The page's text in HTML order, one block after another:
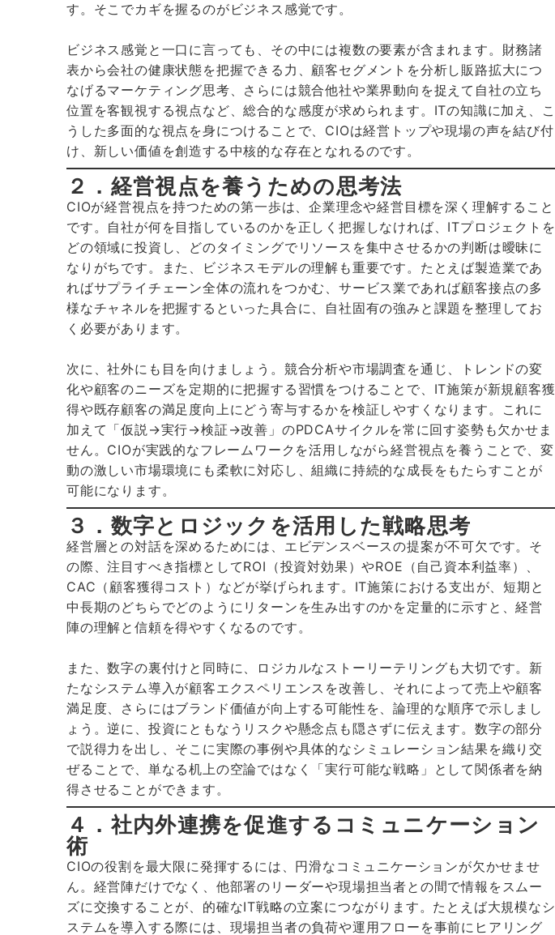
す。そこでカギを握るのがビジネス感覚です。
ビジネス感覚と一口に言っても、その中には複数の要素が含まれます。財務諸
表から会社の健康状態を把握できる力、顧客セグメントを分析し販路拡大につ
なげるマーケティング思考、さらには競合他社や業界動向を捉えて自社の立ち
位置を客観視する視点など、総合的な感度が求められます。ITの知識に加え、こ
うした多面的な視点を身につけることで、CIOは経営トップや現場の声を結び付
け、新しい価値を創造する中核的な存在となれるのです。
２．経営視点を養うための思考法
CIOが経営視点を持つための第一歩は、企業理念や経営目標を深く理解すること
です。自社が何を目指しているのかを正しく把握しなければ、ITプロジェクトを
どの領域に投資し、どのタイミングでリソースを集中させるかの判断は曖昧に
なりがちです。また、ビジネスモデルの理解も重要です。たとえば製造業であ
ればサプライチェーン全体の流れをつかむ、サービス業であれば顧客接点の多
様なチャネルを把握するといった具合に、自社固有の強みと課題を整理してお
く必要があります。
次に、社外にも目を向けましょう。競合分析や市場調査を通じ、トレンドの変
化や顧客のニーズを定期的に把握する習慣をつけることで、IT施策が新規顧客獲
得や既存顧客の満足度向上にどう寄与するかを検証しやすくなります。これに
加えて「仮説→実行→検証→改善」のPDCAサイクルを常に回す姿勢も欠かせま
せん。CIOが実践的なフレームワークを活用しながら経営視点を養うことで、変
動の激しい市場環境にも柔軟に対応し、組織に持続的な成長をもたらすことが
可能になります。
３．数字とロジックを活用した戦略思考
経営層との対話を深めるためには、エビデンスベースの提案が不可欠です。そ
の際、注目すべき指標としてROI（投資対効果）やROE（自己資本利益率）、
CAC（顧客獲得コスト）などが挙げられます。IT施策における支出が、短期と
中長期のどちらでどのようにリターンを生み出すのかを定量的に示すと、経営
陣の理解と信頼を得やすくなるのです。
また、数字の裏付けと同時に、ロジカルなストーリーテリングも大切です。新
たなシステム導入が顧客エクスペリエンスを改善し、それによって売上や顧客
満足度、さらにはブランド価値が向上する可能性を、論理的な順序で示しまし
ょう。逆に、投資にともなうリスクや懸念点も隠さずに伝えます。数字の部分
で説得力を出し、そこに実際の事例や具体的なシミュレーション結果を織り交
ぜることで、単なる机上の空論ではなく「実行可能な戦略」として関係者を納
得させることができます。
４．社内外連携を促進するコミュニケーション
術
CIOの役割を最大限に発揮するには、円滑なコミュニケーションが欠かせませ
ん。経営陣だけでなく、他部署のリーダーや現場担当者との間で情報をスムー
ズに交換することが、的確なIT戦略の立案につながります。たとえば大規模なシ
ステムを導入する際には、現場担当者の負荷や運用フローを事前にヒアリング